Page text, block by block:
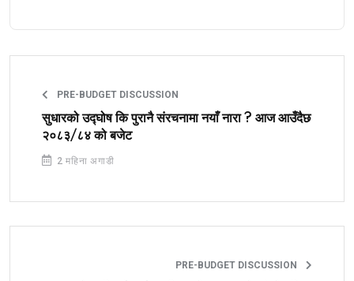
PRE-BUDGET DISCUSSION
सुधारको उद्घोष कि पुरानै संरचनामा नयाँ नारा ? आज आउँदैछ
२०८३/८४ को बजेट
2 महिना अगाडी
PRE-BUDGET DISCUSSION